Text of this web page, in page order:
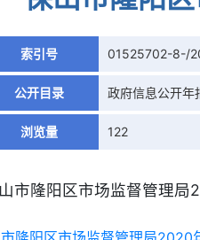
索引号 01525702-8-/
公开目录 政府信息公开年
浏览量 122
市隆阳区市场监督管理局